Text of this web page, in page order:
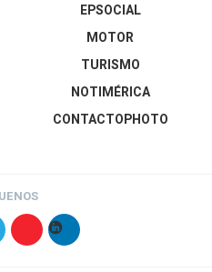
EPSOCIAL
MOTOR
TURISMO
NOTIMÉRICA
CONTACTOPHOTO